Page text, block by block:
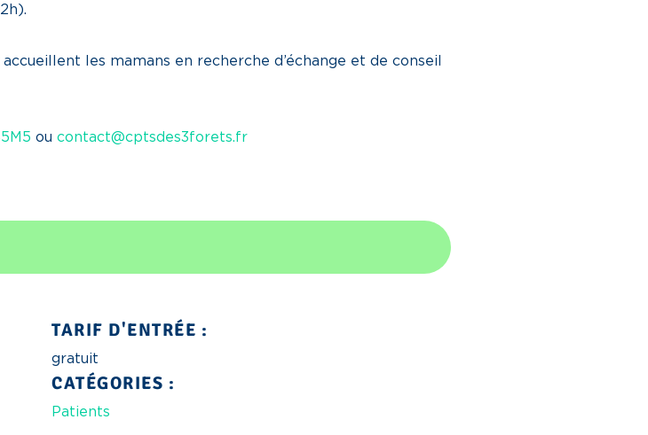
les mamans en recherche d’échange et de conseil
ou contact@cptsdes3forets.fr
TARIF D'ENTRÉE :
gratuit
CATÉGORIES :
Patients